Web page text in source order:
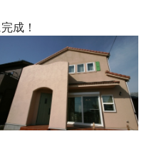
成！